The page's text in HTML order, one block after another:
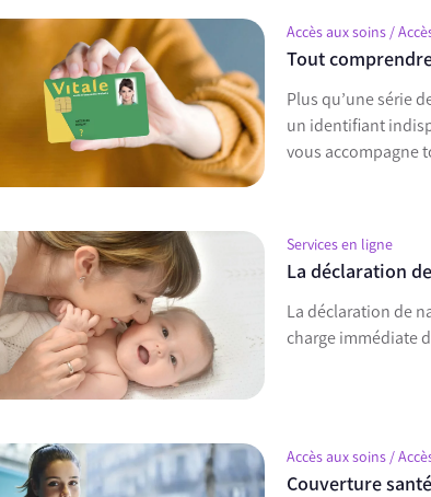
Accès aux soins /
Tout
Plus qu’une série
un identifiant
vous accompagne
Services en ligne
La déclaration
La déclaration de
charge immédiate
Accès aux soins /
Couverture